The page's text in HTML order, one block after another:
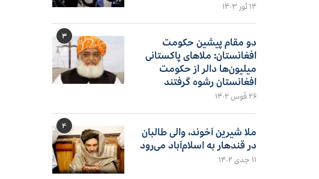
۱۴ ثور ۱۴۰۳
۳
دو مقام پیشین حکومت
افغانستان: ملاهای پاکستانی
میلیون‌ها دالر از حکومت
افغانستان رشوه گرفتند
۲۶ قوس ۱۴۰۲
۴
ملا شیرین آخوند، والی طالبان
در قندهار به اسلام‌آباد می‌رود
۱۱ جدی ۱۴۰۲